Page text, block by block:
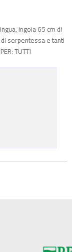
ingoia 65 cm di
serpentessa e tanti
TUTTI